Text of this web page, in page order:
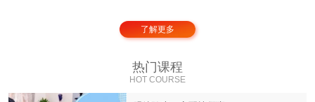
了解更多
热门课程
HOT COURSE